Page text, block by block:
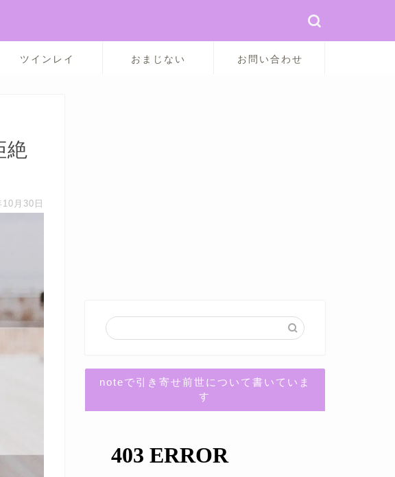
ツインレイ おまじない お問い合わせ
絶
月30日
noteで引き寄せ前世について書いていま
す